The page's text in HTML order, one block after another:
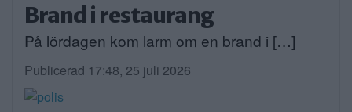
Brand i restaurang
På lördagen kom larm om en brand i […]
Publicerad 17:48, 25 juli 2026